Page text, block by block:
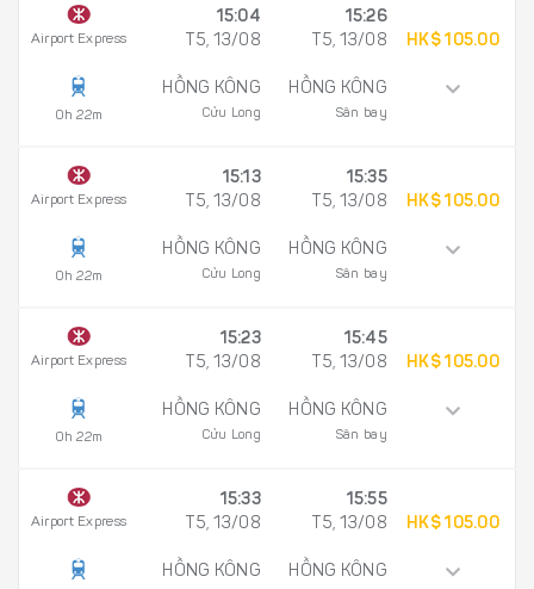
Airport Express
0h 22m
15:04
T5, 13/08
HỒNG KÔNG
Cửu Long
15:26
T5, 13/08
HỒNG KÔNG
Sân bay
HK$ 105.00
Airport Express
0h 22m
15:13
T5, 13/08
HỒNG KÔNG
Cửu Long
15:35
T5, 13/08
HỒNG KÔNG
Sân bay
HK$ 105.00
Airport Express
0h 22m
15:23
T5, 13/08
HỒNG KÔNG
Cửu Long
15:45
T5, 13/08
HỒNG KÔNG
Sân bay
HK$ 105.00
Airport Express
15:33
T5, 13/08
HỒNG KÔNG
15:55
T5, 13/08
HỒNG KÔNG
HK$ 105.00